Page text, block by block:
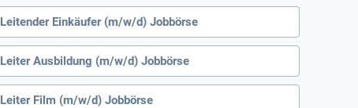
Leitender Einkäufer (m/w/d) Jobbörse
Leiter Ausbildung (m/w/d) Jobbörse
Leiter Film (m/w/d) Jobbörse